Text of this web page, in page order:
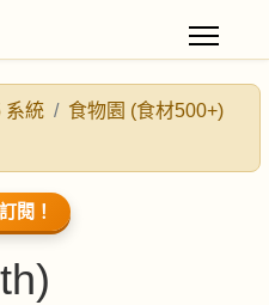
系統
食物園 (食材500+)
閱！